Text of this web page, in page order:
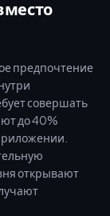
предпочтение
совершать
до 40%
открывают